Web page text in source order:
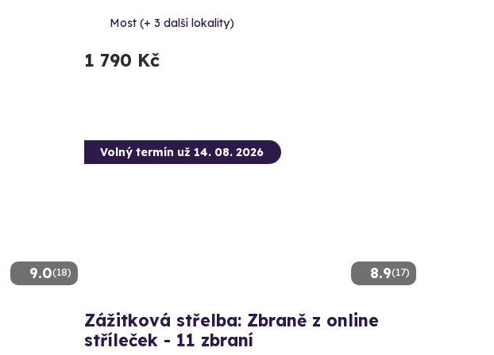
Most (+ 3 další lokality)
1 790 Kč
9.0(18) 8.9(17)
Volný termín už 14. 08. 2026
Zážitková střelba: Zbraně z online
stříleček - 11 zbraní